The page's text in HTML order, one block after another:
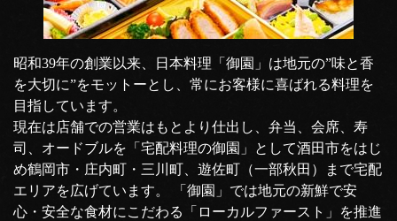
昭和39年の創業以来、日本料理「御園」は地元の”味と香
を大切に”をモットーとし、常にお客様に喜ばれる料理を
目指しています。
現在は店舗での営業はもとより仕出し、弁当、会席、寿
司、オードブルを「宅配料理の御園」として酒田市をはじ
め鶴岡市・庄内町・三川町、遊佐町（一部秋田）まで宅配
エリアを広げています。 「御園」では地元の新鮮で安
心・安全な食材にこだわる「ローカルファースト」を推進